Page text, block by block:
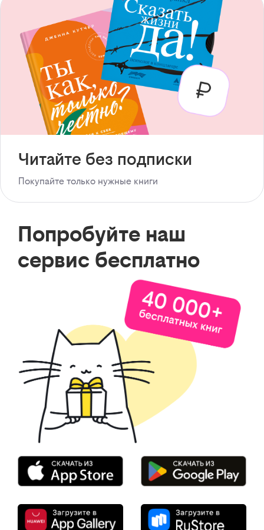
Читайте без подписки
Покупайте только нужные книги
Попробуйте наш
сервис бесплатно